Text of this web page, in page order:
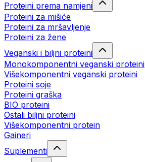
Proteini prema namjeni
Proteini za mišiće
Proteini za mršavljenje
Proteini za žene
Veganski i biljni proteini
Monokomponentni veganski proteini
Višekomponentni veganski proteini
Proteini soje
Proteini graška
BIO proteini
Ostali biljni proteini
Višekomponentni protein
Gaineri
Suplementi